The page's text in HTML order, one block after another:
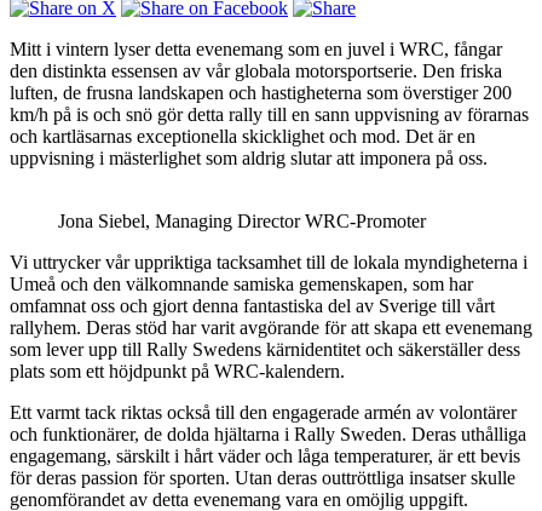
Mitt i vintern lyser detta evenemang som en juvel i WRC, fångar
den distinkta essensen av vår globala motorsportserie. Den friska
luften, de frusna landskapen och hastigheterna som överstiger 200
km/h på is och snö gör detta rally till en sann uppvisning av förarnas
och kartläsarnas exceptionella skicklighet och mod. Det är en
uppvisning i mästerlighet som aldrig slutar att imponera på oss.
Jona Siebel, Managing Director WRC-Promoter
Vi uttrycker vår uppriktiga tacksamhet till de lokala myndigheterna i
Umeå och den välkomnande samiska gemenskapen, som har
omfamnat oss och gjort denna fantastiska del av Sverige till vårt
rallyhem. Deras stöd har varit avgörande för att skapa ett evenemang
som lever upp till Rally Swedens kärnidentitet och säkerställer dess
plats som ett höjdpunkt på WRC-kalendern.
Ett varmt tack riktas också till den engagerade armén av volontärer
och funktionärer, de dolda hjältarna i Rally Sweden. Deras uthålliga
engagemang, särskilt i hårt väder och låga temperaturer, är ett bevis
för deras passion för sporten. Utan deras outtröttliga insatser skulle
genomförandet av detta evenemang vara en omöjlig uppgift.